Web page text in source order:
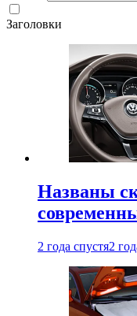
Заголовки
Названы
2 года спустя2